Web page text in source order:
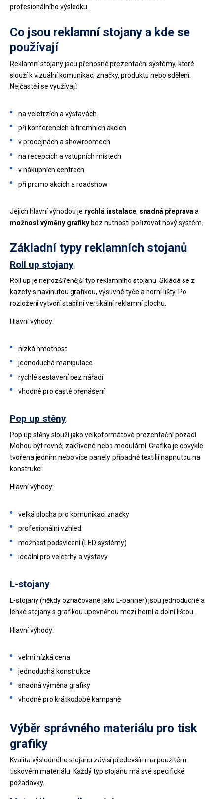
profesionálního výsledku.
Co jsou reklamní stojany a kde se
používají
Reklamní stojany jsou přenosné prezentační systémy, které
slouží k vizuální komunikaci značky, produktu nebo sdělení.
Nejčastěji se využívají:
na veletrzích a výstavách
při konferencích a firemních akcích
v prodejnách a showroomech
na recepcích a vstupních místech
v nákupních centrech
při promo akcích a roadshow
Jejich hlavní výhodou je rychlá instalace, snadná přeprava a
možnost výměny grafiky bez nutnosti pořizovat nový systém.
Základní typy reklamních stojanů
Roll up stojany
Roll up je nejrozšířenější typ reklamního stojanu. Skládá se z
kazety s navinutou grafikou, výsuvné tyče a horní lišty. Po
rozložení vytvoří stabilní vertikální reklamní plochu.
Hlavní výhody:
nízká hmotnost
jednoduchá manipulace
rychlé sestavení bez nářadí
vhodné pro časté přenášení
Pop up stěny
Pop up stěny slouží jako velkoformátové prezentační pozadí.
Mohou být rovné, zakřivené nebo modulární. Grafika je obvykle
tvořena jedním nebo více panely, případně textilií napnutou na
konstrukci.
Hlavní výhody:
velká plocha pro komunikaci značky
profesionální vzhled
možnost podsvícení (LED systémy)
ideální pro veletrhy a výstavy
L-stojany
L-stojany (někdy označované jako L-banner) jsou jednoduché a
lehké stojany s grafikou upevněnou mezi horní a dolní lištou.
Hlavní výhody:
velmi nízká cena
jednoduchá konstrukce
snadná výměna grafiky
vhodné pro krátkodobé kampaně
Výběr správného materiálu pro tisk
grafiky
Kvalita výsledného stojanu závisí především na použitém
tiskovém materiálu. Každý typ stojanu má své specifické
požadavky.